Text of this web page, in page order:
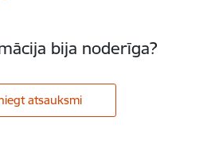
bija noderīga?
atsauksmi